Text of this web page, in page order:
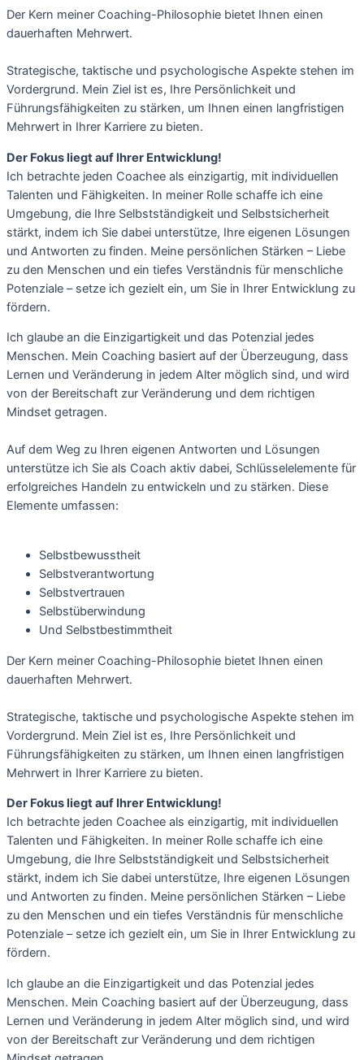
Der Kern meiner Coaching-Philosophie bietet Ihnen einen
dauerhaften Mehrwert.
Strategische, taktische und psychologische Aspekte stehen im
Vordergrund. Mein Ziel ist es, Ihre Persönlichkeit und
Führungsfähigkeiten zu stärken, um Ihnen einen langfristigen
Mehrwert in Ihrer Karriere zu bieten.
Der Fokus liegt auf Ihrer Entwicklung!
Ich betrachte jeden Coachee als einzigartig, mit individuellen
Talenten und Fähigkeiten. In meiner Rolle schaffe ich eine
Umgebung, die Ihre Selbstständigkeit und Selbstsicherheit
stärkt, indem ich Sie dabei unterstütze, Ihre eigenen Lösungen
und Antworten zu finden. Meine persönlichen Stärken – Liebe
zu den Menschen und ein tiefes Verständnis für menschliche
Potenziale – setze ich gezielt ein, um Sie in Ihrer Entwicklung zu
fördern.
Ich glaube an die Einzigartigkeit und das Potenzial jedes
Menschen. Mein Coaching basiert auf der Überzeugung, dass
Lernen und Veränderung in jedem Alter möglich sind, und wird
von der Bereitschaft zur Veränderung und dem richtigen
Mindset getragen.
Auf dem Weg zu Ihren eigenen Antworten und Lösungen
unterstütze ich Sie als Coach aktiv dabei, Schlüsselelemente für
erfolgreiches Handeln zu entwickeln und zu stärken. Diese
Elemente umfassen:
Selbstbewusstheit
Selbstverantwortung
Selbstvertrauen
Selbstüberwindung
Und Selbstbestimmtheit
Der Kern meiner Coaching-Philosophie bietet Ihnen einen
dauerhaften Mehrwert.
Strategische, taktische und psychologische Aspekte stehen im
Vordergrund. Mein Ziel ist es, Ihre Persönlichkeit und
Führungsfähigkeiten zu stärken, um Ihnen einen langfristigen
Mehrwert in Ihrer Karriere zu bieten.
Der Fokus liegt auf Ihrer Entwicklung!
Ich betrachte jeden Coachee als einzigartig, mit individuellen
Talenten und Fähigkeiten. In meiner Rolle schaffe ich eine
Umgebung, die Ihre Selbstständigkeit und Selbstsicherheit
stärkt, indem ich Sie dabei unterstütze, Ihre eigenen Lösungen
und Antworten zu finden. Meine persönlichen Stärken – Liebe
zu den Menschen und ein tiefes Verständnis für menschliche
Potenziale – setze ich gezielt ein, um Sie in Ihrer Entwicklung zu
fördern.
Ich glaube an die Einzigartigkeit und das Potenzial jedes
Menschen. Mein Coaching basiert auf der Überzeugung, dass
Lernen und Veränderung in jedem Alter möglich sind, und wird
von der Bereitschaft zur Veränderung und dem richtigen